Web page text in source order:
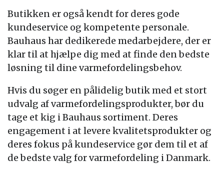
Butikken er også kendt for deres gode
kundeservice og kompetente personale.
Bauhaus har dedikerede medarbejdere, der er
klar til at hjælpe dig med at finde den bedste
løsning til dine varmefordelingsbehov.
Hvis du søger en pålidelig butik med et stort
udvalg af varmefordelingsprodukter, bør du
tage et kig i Bauhaus sortiment. Deres
engagement i at levere kvalitetsprodukter og
deres fokus på kundeservice gør dem til et af
de bedste valg for varmefordeling i Danmark.